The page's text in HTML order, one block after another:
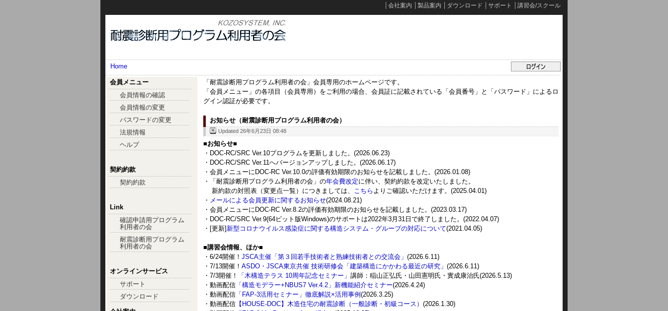
会社案内 製品案内 ダウンロード サポート 講習会/スクール
Home
会員メニュー
会員情報の確認
会員情報の変更
パスワードの変更
法規情報
ヘルプ
契約約款
契約約款
Link
確認申請用プログラム
利用者の会
耐震診断用プログラム
利用者の会
オンラインサービス
サポート
ダウンロード
「耐震診断用プログラム利用者の会」会員専用のホームページです。
「会員メニュー」の各項目（会員専用）をご利用の場合、会員証に記載されている「会員番号」と「パスワード」によるロ
グイン認証が必要です。
お知らせ（耐震診断用プログラム利用者の会）
Updated 26年6月23日 08:48
■お知らせ■
・DOC-RC/SRC Ver.10プログラムを更新しました。(2026.06.23)
・DOC-RC/SRC Ver.11へバージョンアップしました。(2026.06.17)
・会員メニューにDOC-RC Ver.10.0の評価有効期限のお知らせを記載しました。(2026.01.08)
・「耐震診断用プログラム利用者の会」の年会費改定に伴い、契約約款を改定いたしました。
新約款の対照表（変更点一覧）につきましては、 こちら よりご確認いただけます。(2025.04.01)
・ メールによる会員更新に関するお知らせ(2024.08.21)
・会員メニューにDOC-RC Ver.8.2の評価有効期限のお知らせを記載しました。(2023.03.17)
・DOC-RC/SRC Ver.9(64ビット版Windows)のサポートは2022年3月31日で終了しました。(2022.04.07)
・[更新] 新型コロナウイルス感染症に関する構造システム・グループの対応について(2021.04.05)
■講習会情報、ほか■
・6/24開催！ JSCA主催「第３回若手技術者と熟練技術者との交流会」 (2026.6.11)
・7/13開催！ ASDO・JSCA東京共催 技術研修会「建築構造にかかわる最近の研究」 (2026.6.11)
・7/3開催！
「木構造テラス 10周年記念セミナー」 講師：稲山正弘氏・山田憲明氏・實成康治氏(2026.5.13)
・動画配信 「構造モデラー+NBUS7 Ver.4.2」新機能紹介セミナー(2026.4.24)
・動画配信 「FAP-3活用セミナー」徹底解説×活用事例 (2026.3.25)
・動画配信 【HOUSE-DOC】木造住宅の耐震診断（一般診断・初級コース） (2026.1.30)